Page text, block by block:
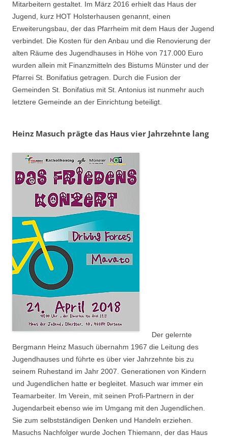
Mitarbeitern gestaltet. Im März 2016 erhielt das Haus der
Jugend, kurz HOT Holsterhausen genannt, einen
Erweiterungsbau, der das Pfarrheim mit dem Haus der Jugend
verbindet. Die Kosten für den Anbau und die Renovierung der
alten Räume des Jugendhauses in Höhe von 717.000 Euro
wurden allein mit Finanzmitteln des Bistums Münster und der
Pfarrei St. Bonifatius getragen. Durch die Fusion der
Gemeinden St. Bonifatius mit St. Antonius ist nunmehr auch
letztere Gemeinde an der Einrichtung beteiligt.
Heinz Masuch prägte das Haus vier Jahrzehnte lang
Der gelernte
Bergmann Heinz Masuch übernahm 1967 die Leitung des
Jugendhauses und führte es über vier Jahrzehnte bis zu
seinem Ruhestand im Jahr 2007. Generationen von Kindern
und Jugendlichen hatte er begleitet. Masuch war immer ein
Teamarbeiter. Im Verein, mit seinen Profi-Partnern in der
Jugendarbeit ebenso wie im Umgang mit den Jugendlichen.
Sie zum selbstständigen Denken und Handeln erziehen.
Masuchs Nachfolger wurde Jochen Thiemann, der das Haus